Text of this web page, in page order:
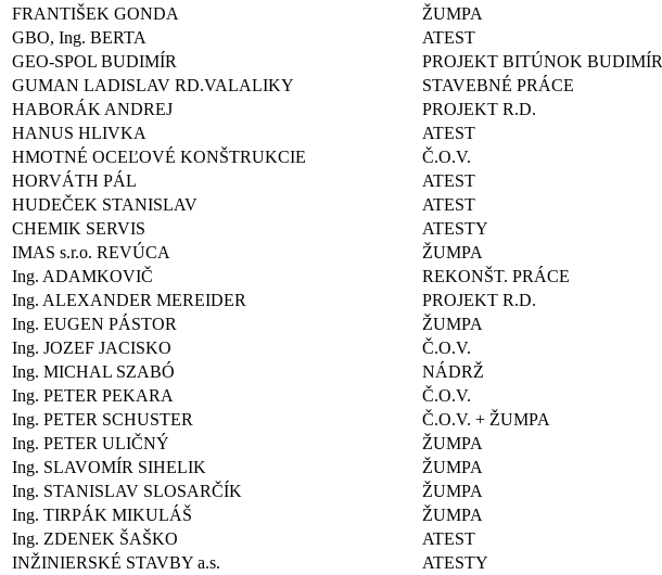
FRANTIŠEK GONDA
ŽUMPA
GBO, Ing. BERTA
ATEST
GEO-SPOL BUDIMÍR
PROJEKT BITÚNOK BUDIMÍR
GUMAN LADISLAV RD.VALALIKY
STAVEBNÉ PRÁCE
HABORÁK ANDREJ
PROJEKT R.D.
HANUS HLIVKA
ATEST
HMOTNÉ OCEĽOVÉ KONŠTRUKCIE
Č.O.V.
HORVÁTH PÁL
ATEST
HUDEČEK STANISLAV
ATEST
CHEMIK SERVIS
ATESTY
IMAS s.r.o. REVÚCA
ŽUMPA
Ing. ADAMKOVIČ
REKONŠT. PRÁCE
Ing. ALEXANDER MEREIDER
PROJEKT R.D.
Ing. EUGEN PÁSTOR
ŽUMPA
Ing. JOZEF JACISKO
Č.O.V.
Ing. MICHAL SZABÓ
NÁDRŽ
Ing. PETER PEKARA
Č.O.V.
Ing. PETER SCHUSTER
Č.O.V. + ŽUMPA
Ing. PETER ULIČNÝ
ŽUMPA
Ing. SLAVOMÍR SIHELIK
ŽUMPA
Ing. STANISLAV SLOSARČÍK
ŽUMPA
Ing. TIRPÁK MIKULÁŠ
ŽUMPA
Ing. ZDENEK ŠAŠKO
ATEST
INŽINIERSKÉ STAVBY a.s.
ATESTY